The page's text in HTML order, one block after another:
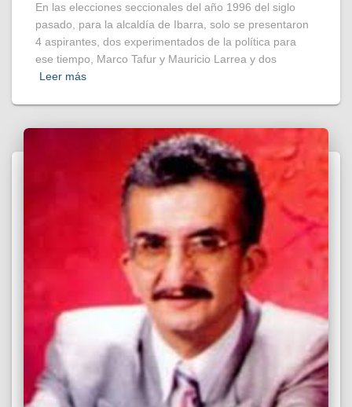
En las elecciones seccionales del año 1996 del siglo
pasado, para la alcaldía de Ibarra, solo se presentaron
4 aspirantes, dos experimentados de la política para
ese tiempo, Marco Tafur y Mauricio Larrea y dos
Leer más